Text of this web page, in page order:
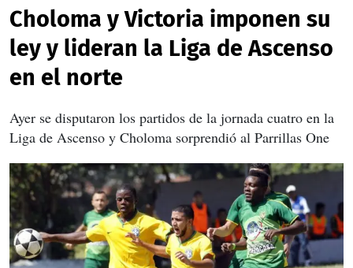
Choloma y Victoria imponen su
ley y lideran la Liga de Ascenso
en el norte
Ayer se disputaron los partidos de la jornada cuatro en la
Liga de Ascenso y Choloma sorprendió al Parrillas One